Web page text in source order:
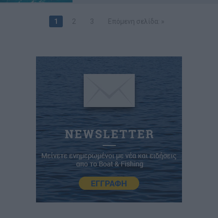
1 2 3 Επόμενη σελίδα: »